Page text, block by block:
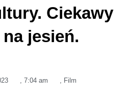
Ciekawy
na jesień.
, 7:04 am , Film